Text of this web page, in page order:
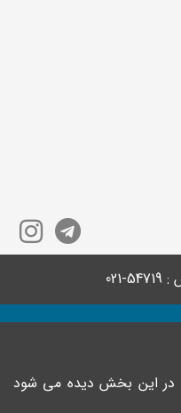
در این بخش دیده می شود